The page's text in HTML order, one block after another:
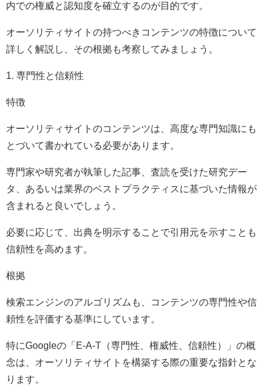
内での権威と認知度を確立するのが目的です。
オーソリティサイトの持つべきコンテンツの特徴について
詳しく解説し、その根拠も考察してみましょう。
1. 専門性と信頼性
特徴
オーソリティサイトのコンテンツは、高度な専門知識にも
とづいて書かれている必要があります。
専門家や研究者が執筆した記事、査読を受けた研究デー
タ、あるいは業界のベストプラクティスに基づいた情報が
含まれると良いでしょう。
必要に応じて、出典を明示することで引用元を示すことも
信頼性を高めます。
根拠
検索エンジンのアルゴリズムも、コンテンツの専門性や信
頼性を評価する基準にしています。
特にGoogleの「E-A-T（専門性、権威性、信頼性）」の概
念は、オーソリティサイトを構築する際の重要な指針とな
ります。